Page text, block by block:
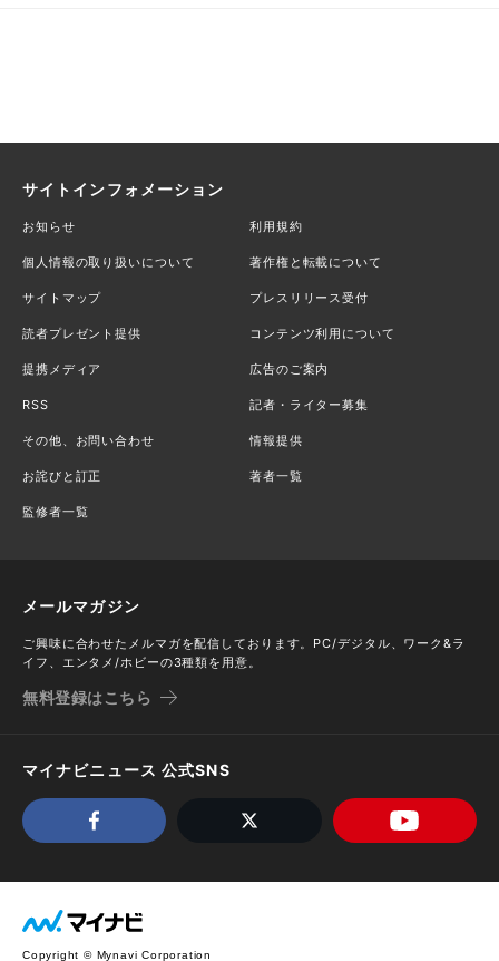
サイトインフォメーション
お知らせ 利用規約
個人情報の取り扱いについて 著作権と転載について
サイトマップ プレスリリース受付
読者プレゼント提供 コンテンツ利用について
提携メディア 広告のご案内
RSS 記者・ライター募集
その他、お問い合わせ 情報提供
お詫びと訂正 著者一覧
監修者一覧
メールマガジン
ご興味に合わせたメルマガを配信しております。PC/デジタル、ワーク&ラ
イフ、エンタメ/ホビーの3種類を用意。
無料登録はこちら
マイナビニュース 公式SNS
Copyright © Mynavi Corporation